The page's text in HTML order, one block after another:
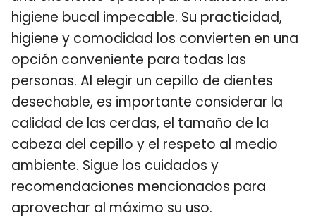
higiene bucal impecable. Su practicidad,
higiene y comodidad los convierten en una
opción conveniente para todas las
personas. Al elegir un cepillo de dientes
desechable, es importante considerar la
calidad de las cerdas, el tamaño de la
cabeza del cepillo y el respeto al medio
ambiente. Sigue los cuidados y
recomendaciones mencionados para
aprovechar al máximo su uso.